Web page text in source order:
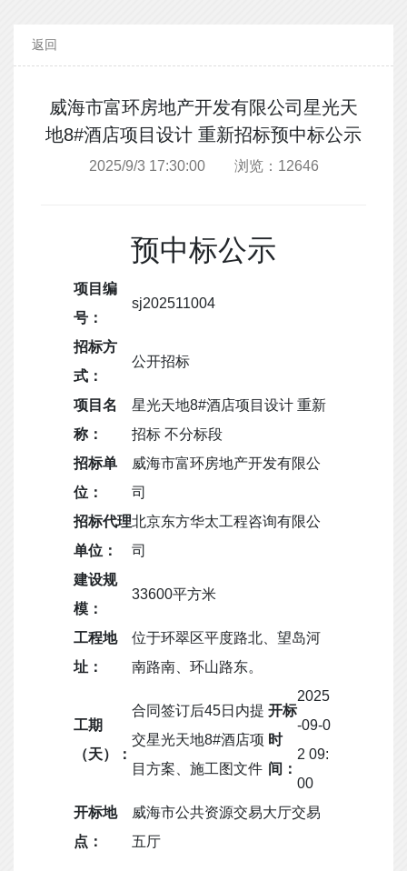
返回
威海市富环房地产开发有限公司星光天
地8#酒店项目设计 重新招标预中标公示
2025/9/3 17:30:00 浏览：12646
预中标公示
项目编
号：
sj202511004
招标方
式：
公开招标
项目名
称：
星光天地8#酒店项目设计 重新
招标 不分标段
招标单
位：
威海市富环房地产开发有限公
司
招标代理
单位：
北京东方华太工程咨询有限公
司
建设规
模：
33600平方米
工程地
址：
位于环翠区平度路北、望岛河
南路南、环山路东。
工期
（天）：
合同签订后45日内提
交星光天地8#酒店项
目方案、施工图文件
开标
时
间：
2025
-09-0
2 09:
00
开标地
点：
威海市公共资源交易大厅交易
五厅